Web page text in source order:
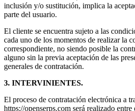
inclusión y/o sustitución, implica la
parte del usuario.
El cliente se encuentra sujeto a las
cada uno de los momentos de realizar la
correspondiente, no siendo posible la
alguno sin la previa aceptación de las
generales de contratación.
3. INTERVINIENTES.
El proceso de contratación electrónica a
https://openserps.com será realizado